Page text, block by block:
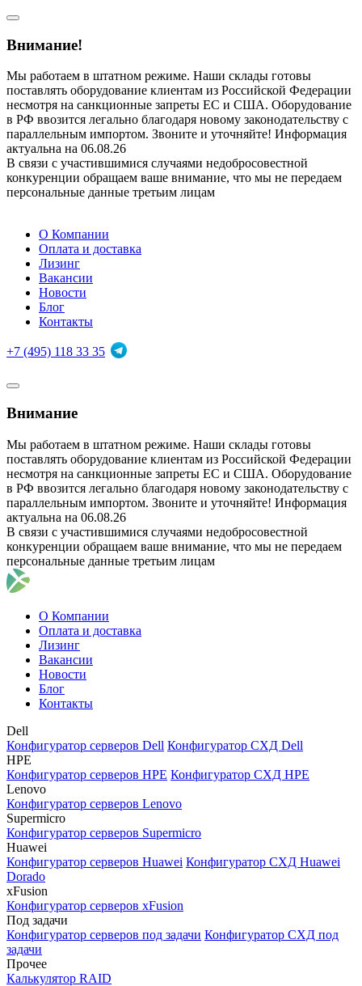
Внимание!
Мы работаем в штатном режиме. Наши склады готовы
поставлять оборудование клиентам из Российской Федерации
несмотря на санкционные запреты ЕС и США. Оборудование
в РФ ввозится легально благодаря новому законодательству с
параллельным импортом. Звоните и уточняйте! Информация
актуальна на 06.08.26
В связи с участившимися случаями недобросовестной
конкуренции обращаем ваше внимание, что мы не передаем
персональные данные третьим лицам
О Компании
Оплата и доставка
Лизинг
Вакансии
Новости
Блог
Контакты
+7 (495) 118 33 35
Внимание
Мы работаем в штатном режиме. Наши склады готовы
поставлять оборудование клиентам из Российской Федерации
несмотря на санкционные запреты ЕС и США. Оборудование
в РФ ввозится легально благодаря новому законодательству с
параллельным импортом. Звоните и уточняйте! Информация
актуальна на 06.08.26
В связи с участившимися случаями недобросовестной
конкуренции обращаем ваше внимание, что мы не передаем
персональные данные третьим лицам
О Компании
Оплата и доставка
Лизинг
Вакансии
Новости
Блог
Контакты
Dell
Конфигуратор серверов Dell Конфигуратор СХД Dell
HPE
Конфигуратор серверов HPE Конфигуратор СХД HPE
Lenovo
Конфигуратор серверов Lenovo
Supermicro
Конфигуратор серверов Supermicro
Huawei
Конфигуратор серверов Huawei Конфигуратор СХД Huawei
Dorado
xFusion
Конфигуратор серверов xFusion
Под задачи
Конфигуратор серверов под задачи Конфигуратор СХД под
задачи
Прочее
Калькулятор RAID